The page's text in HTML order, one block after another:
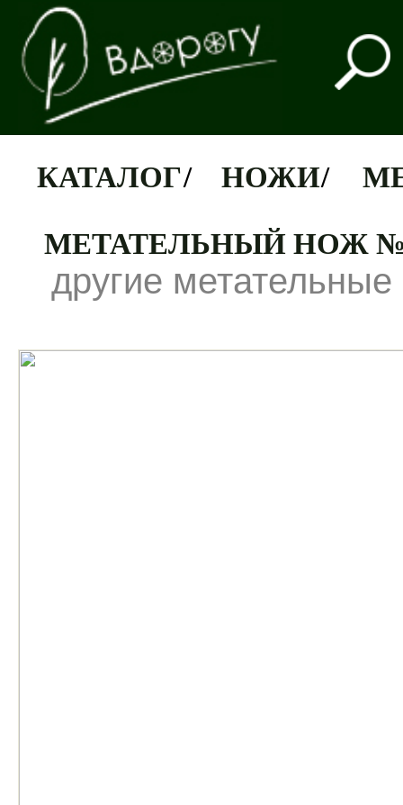
КАТАЛОГ/ НОЖИ/
МЕТАТЕЛЬНЫЙ НОЖ
другие